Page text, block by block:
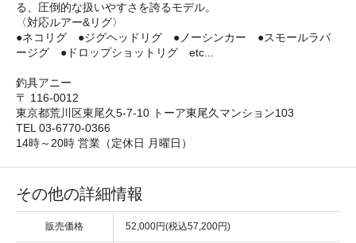
る、圧倒的な扱いやすさを誇るモデル。
〈対応ルアー&リグ〉
●ネコリグ ●ジグヘッドリグ ●ノーシンカー ●スモールラバ
ージグ ●ドロップショットリグ etc...
釣具アニー
〒 116-0012
東京都荒川区東尾久5-7-10 トーア東尾久マンション103
TEL 03-6770-0366
14時～20時 営業（定休日 月曜日）
その他の詳細情報
販売価格 52,000円(税込57,200円)